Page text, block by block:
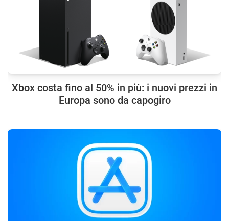
Xbox costa fino al 50% in più: i nuovi prezzi in
Europa sono da capogiro